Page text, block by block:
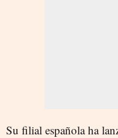
Su filial española ha